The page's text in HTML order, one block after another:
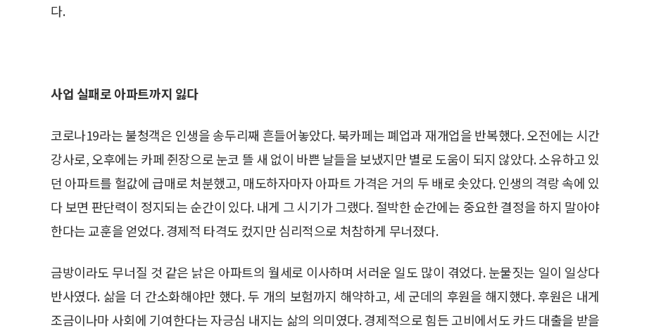
다.
사업 실패로 아파트까지 잃다
코로나19라는 불청객은 인생을 송두리째 흔들어놓았다. 북카페는 폐업과 재개업을 반복했다. 오전에는 시간
강사로, 오후에는 카페 쥔장으로 눈코 뜰 새 없이 바쁜 날들을 보냈지만 별로 도움이 되지 않았다. 소유하고 있
던 아파트를 헐값에 급매로 처분했고, 매도하자마자 아파트 가격은 거의 두 배로 솟았다. 인생의 격랑 속에 있
다 보면 판단력이 정지되는 순간이 있다. 내게 그 시기가 그랬다. 절박한 순간에는 중요한 결정을 하지 말아야
한다는 교훈을 얻었다. 경제적 타격도 컸지만 심리적으로 처참하게 무너졌다.
금방이라도 무너질 것 같은 낡은 아파트의 월세로 이사하며 서러운 일도 많이 겪었다. 눈물짓는 일이 일상다
반사였다. 삶을 더 간소화해야만 했다. 두 개의 보험까지 해약하고, 세 군데의 후원을 해지했다. 후원은 내게
조금이나마 사회에 기여한다는 자긍심 내지는 삶의 의미였다. 경제적으로 힘든 고비에서도 카드 대출을 받을